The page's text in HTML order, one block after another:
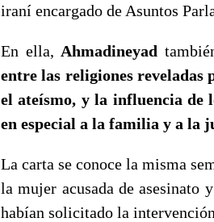
iraní encargado de Asuntos
En ella, Ahmadineyad
entre las religiones reveladas
el ateísmo, y la influencia de
en especial a la familia y a la
La carta se conoce la misma
la mujer acusada de asesinato
habían solicitado la